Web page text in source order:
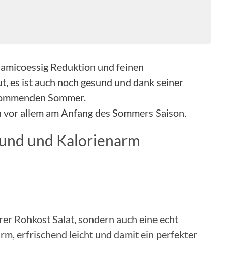
Reduktion und feinen
es ist auch noch gesund und dank seiner
Sommer.
allem am Anfang des Sommers Saison.
und Kalorienarm
Rohkost Salat, sondern auch eine echt
erfrischend leicht und damit ein perfekter